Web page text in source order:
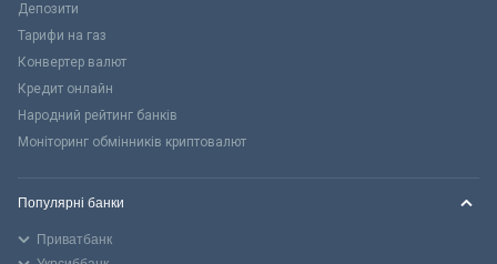
Депозити
Тарифи на газ
Конвертер валют
Кредит онлайн
Народний рейтинг банків
Моніторинг обмінників криптовалют
Популярні банки
Приватбанк